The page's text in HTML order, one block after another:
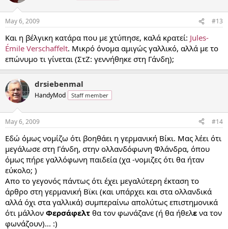
May 6, 2009 #13
Και η βέλγικη κατάρα που με χτύπησε, καλά κρατεί: Jules-
Émile Verschaffelt. Μικρό όνομα αμιγώς γαλλικό, αλλά με το
επώνυμο τι γίνεται (ΣτΖ: γεννήθηκε στη Γάνδη);
drsiebenmal
HandyMod Staff member
May 6, 2009 #14
Εδώ όμως νομίζω ότι βοηθάει η γερμανική Βίκι. Μας λέει ότι
μεγάλωσε στη Γάνδη, στην ολλανδόφωνη Φλάνδρα, όπου
όμως πήρε γαλλόφωνη παιδεία (χα -νομιζες ότι θα ήταν
εύκολο; )
Απο το γεγονός πάντως ότι έχει μεγαλύτερη έκταση το
άρθρο στη γερμανική Βϊκι (και υπάρχει και στα ολλανδικά
αλλά όχι στα γαλλικά) συμπεραίνω απολύτως επιστημονικά
ότι μάλλον Φερσάφελτ θα τον φωνάζανε (ή θα ήθελε να τον
φωνάζουν)... :)